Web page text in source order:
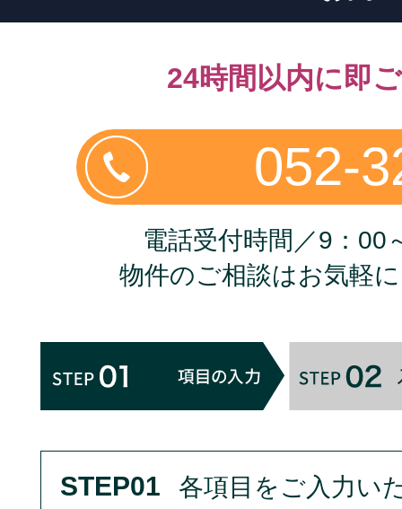
24時間以内に即
052-
電話受付時間／9：00
物件のご相談はお気軽
STEP01
各項目をご入力い